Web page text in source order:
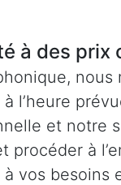
à des prix
nous
l’heure
et notre
procéder à
vos besoins